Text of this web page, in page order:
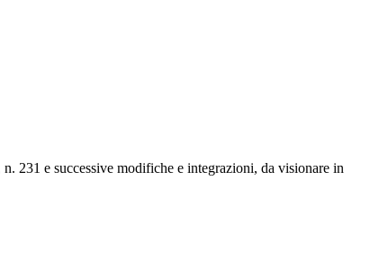
e successive modifiche e integrazioni, da visionare in